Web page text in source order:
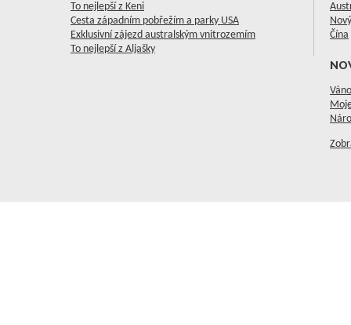
To nejlepší z Keni
Cesta západním pobřežím a parky USA
Exklusivní zájezd australským vnitrozemím
To nejlepší z Aljašky
Čína